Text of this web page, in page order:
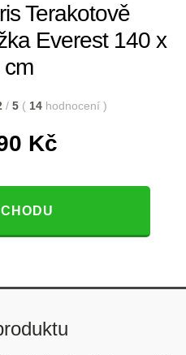
Terakotově
Everest 140 x
cm
/ 5 ( 14 hodnocení )
Kč